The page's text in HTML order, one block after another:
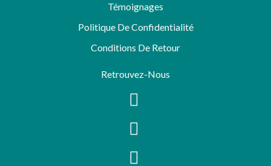
Témoignages
Politique De Confidentialité
Conditions De Retour
Retrouvez-Nous